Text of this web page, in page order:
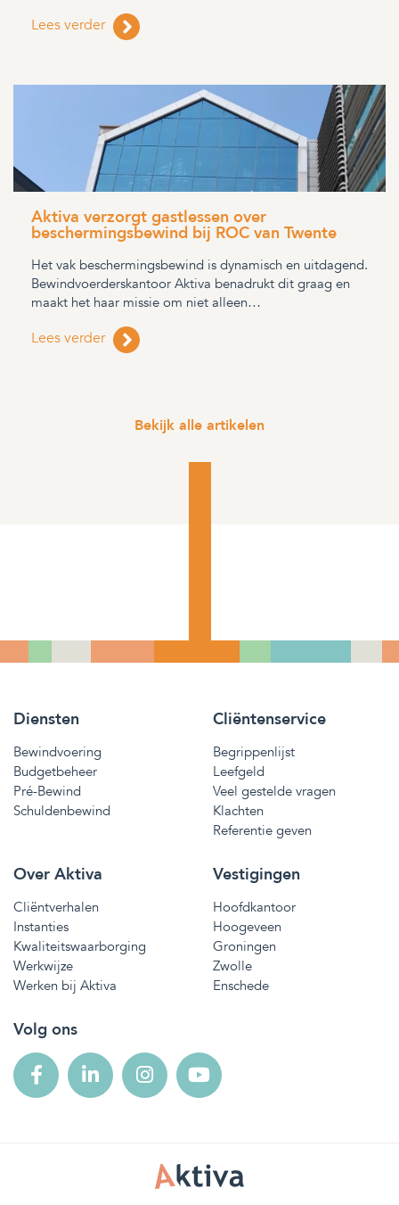
Lees verder
Aktiva verzorgt gastlessen over
beschermingsbewind bij ROC van Twente
Het vak beschermingsbewind is dynamisch en uitdagend.
Bewindvoerderskantoor Aktiva benadrukt dit graag en
maakt het haar missie om niet alleen…
Lees verder
Bekijk alle artikelen
Diensten
Bewindvoering
Budgetbeheer
Pré-Bewind
Schuldenbewind
Cliëntenservice
Begrippenlijst
Leefgeld
Veel gestelde vragen
Klachten
Referentie geven
Over Aktiva
Cliëntverhalen
Instanties
Kwaliteitswaarborging
Werkwijze
Werken bij Aktiva
Vestigingen
Hoofdkantoor
Hoogeveen
Groningen
Zwolle
Enschede
Volg ons